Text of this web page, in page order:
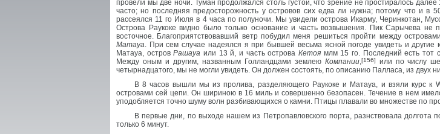
провели мы две ночи. Туман продолжался столь густой, что зрение не простиралось
часто; но последняя предосторожность у островов сих едва ли нужна; потому что и в
рассеялся 11 го Июля в 4 часа по полуночи. Мы увидели острова Икарму, Черинкотан,
Острова Раукоке видно было только основание и часть возвышения. Пик Сарычева не
восточное. Благоприятствовавший ветр побудил меня решиться пройти между
Матауа. При сем случае надеялся я при бывшей весьма ясной погоде увидеть и
Матауа, островРашауа или 13 й, и часть островаКетоя млм 15 го. Последний есть тот
Между оным и другим, названным Голландцами землею Компании,[156] или по числу
четырнадцатого, мы не могли увидеть. Он должен состоять, по описанию Палласа, из двух
В 8 часов вышли мы из пролива, разделяющего Раукоке и Матауа, и взяли курс к
островами сей цепи. Он шириною в 16 миль и совершенно безопасен. Течение в нем
уподобляется точно шуму волн разбивающихся о камни. Птицы плавали во множестве по
В первые дни, по выходе нашем из Петропавловского порта, разнствовала
только 6 минут.